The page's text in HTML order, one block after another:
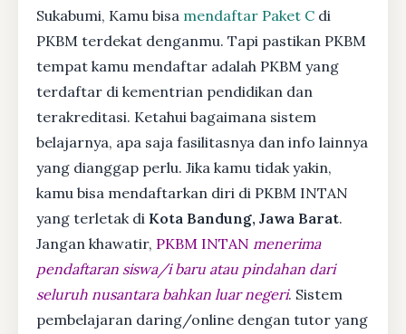
Sukabumi, Kamu bisa mendaftar Paket C di
PKBM terdekat denganmu. Tapi pastikan PKBM
tempat kamu mendaftar adalah PKBM yang
terdaftar di kementrian pendidikan dan
terakreditasi. Ketahui bagaimana sistem
belajarnya, apa saja fasilitasnya dan info lainnya
yang dianggap perlu. Jika kamu tidak yakin,
kamu bisa mendaftarkan diri di PKBM INTAN
yang terletak di Kota Bandung, Jawa Barat.
Jangan khawatir, PKBM INTAN menerima
pendaftaran siswa/i baru atau pindahan dari
seluruh nusantara bahkan luar negeri. Sistem
pembelajaran daring/online dengan tutor yang